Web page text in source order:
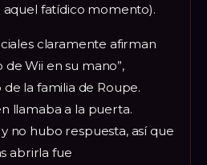
aquel fatídico momento).
claramente afirman
Wii en su mano”,
la familia de Roupe.
llamaba a la puerta.
no hubo respuesta, así que
abrirla fue